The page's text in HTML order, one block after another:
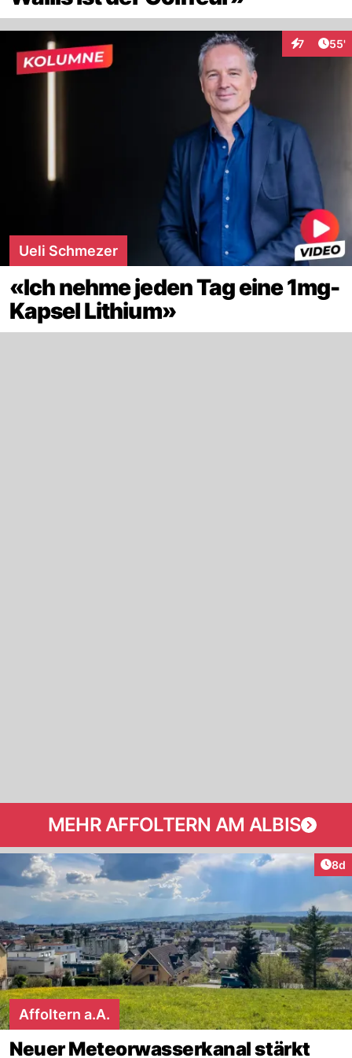
7 55'
Ueli Schmezer
«Ich nehme jeden Tag eine 1mg-
Kapsel Lithium»
MEHR AFFOLTERN AM ALBIS
8d
Affoltern a.A.
Neuer Meteorwasserkanal stärkt